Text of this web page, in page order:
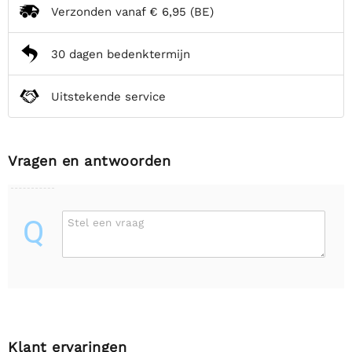
Verzonden vanaf € 6,95 (BE)
30 dagen bedenktermijn
Uitstekende service
Vragen en antwoorden
Q Stel een vraag
Klant ervaringen